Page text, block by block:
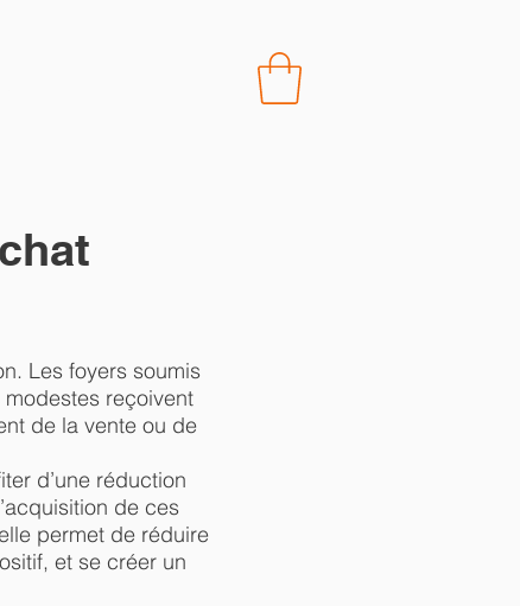
Les foyers soumis
reçoivent
de la vente ou de
d’une réduction
de ces
permet de réduire
et se créer un